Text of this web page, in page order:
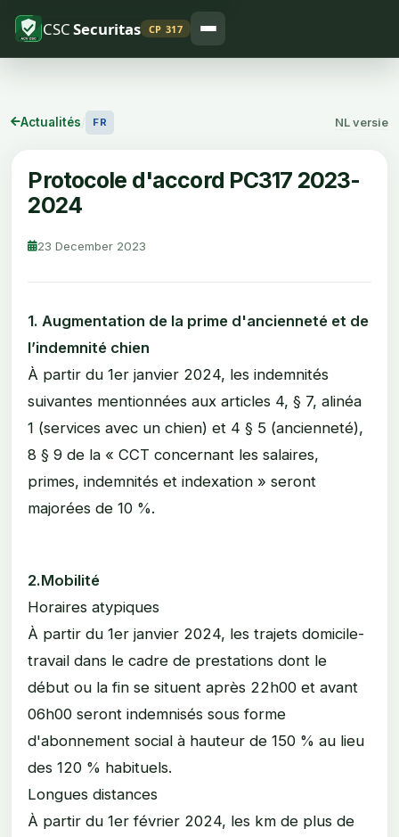
CSCSecuritas CP 317
Actualités FR NL versie
Protocole d'accord PC317 2023-
2024
23 December 2023
1. Augmentation de la prime d'ancienneté et de
l’indemnité chien
À partir du 1er janvier 2024, les indemnités
suivantes mentionnées aux articles 4, § 7, alinéa
1 (services avec un chien) et 4 § 5 (ancienneté),
8 § 9 de la « CCT concernant les salaires,
primes, indemnités et indexation » seront
majorées de 10 %.
2.Mobilité
Horaires atypiques
À partir du 1er janvier 2024, les trajets domicile-
travail dans le cadre de prestations dont le
début ou la fin se situent après 22h00 et avant
06h00 seront indemnisés sous forme
d'abonnement social à hauteur de 150 % au lieu
des 120 % habituels.
Longues distances
À partir du 1er février 2024, les km de plus de